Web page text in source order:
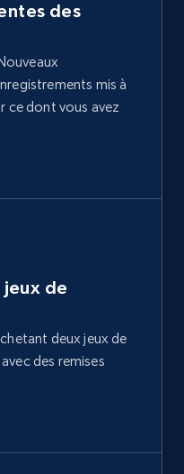
Model number,
Manufacturer,
id, Title, Rating,
count item, Initial
des
mis à
ce dont vous avez
de
deux jeux de
des remises